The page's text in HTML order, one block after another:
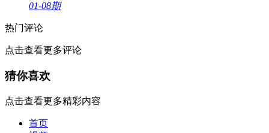
01-08期
热门评论
点击查看更多评论
猜你喜欢
点击查看更多精彩内容
首页